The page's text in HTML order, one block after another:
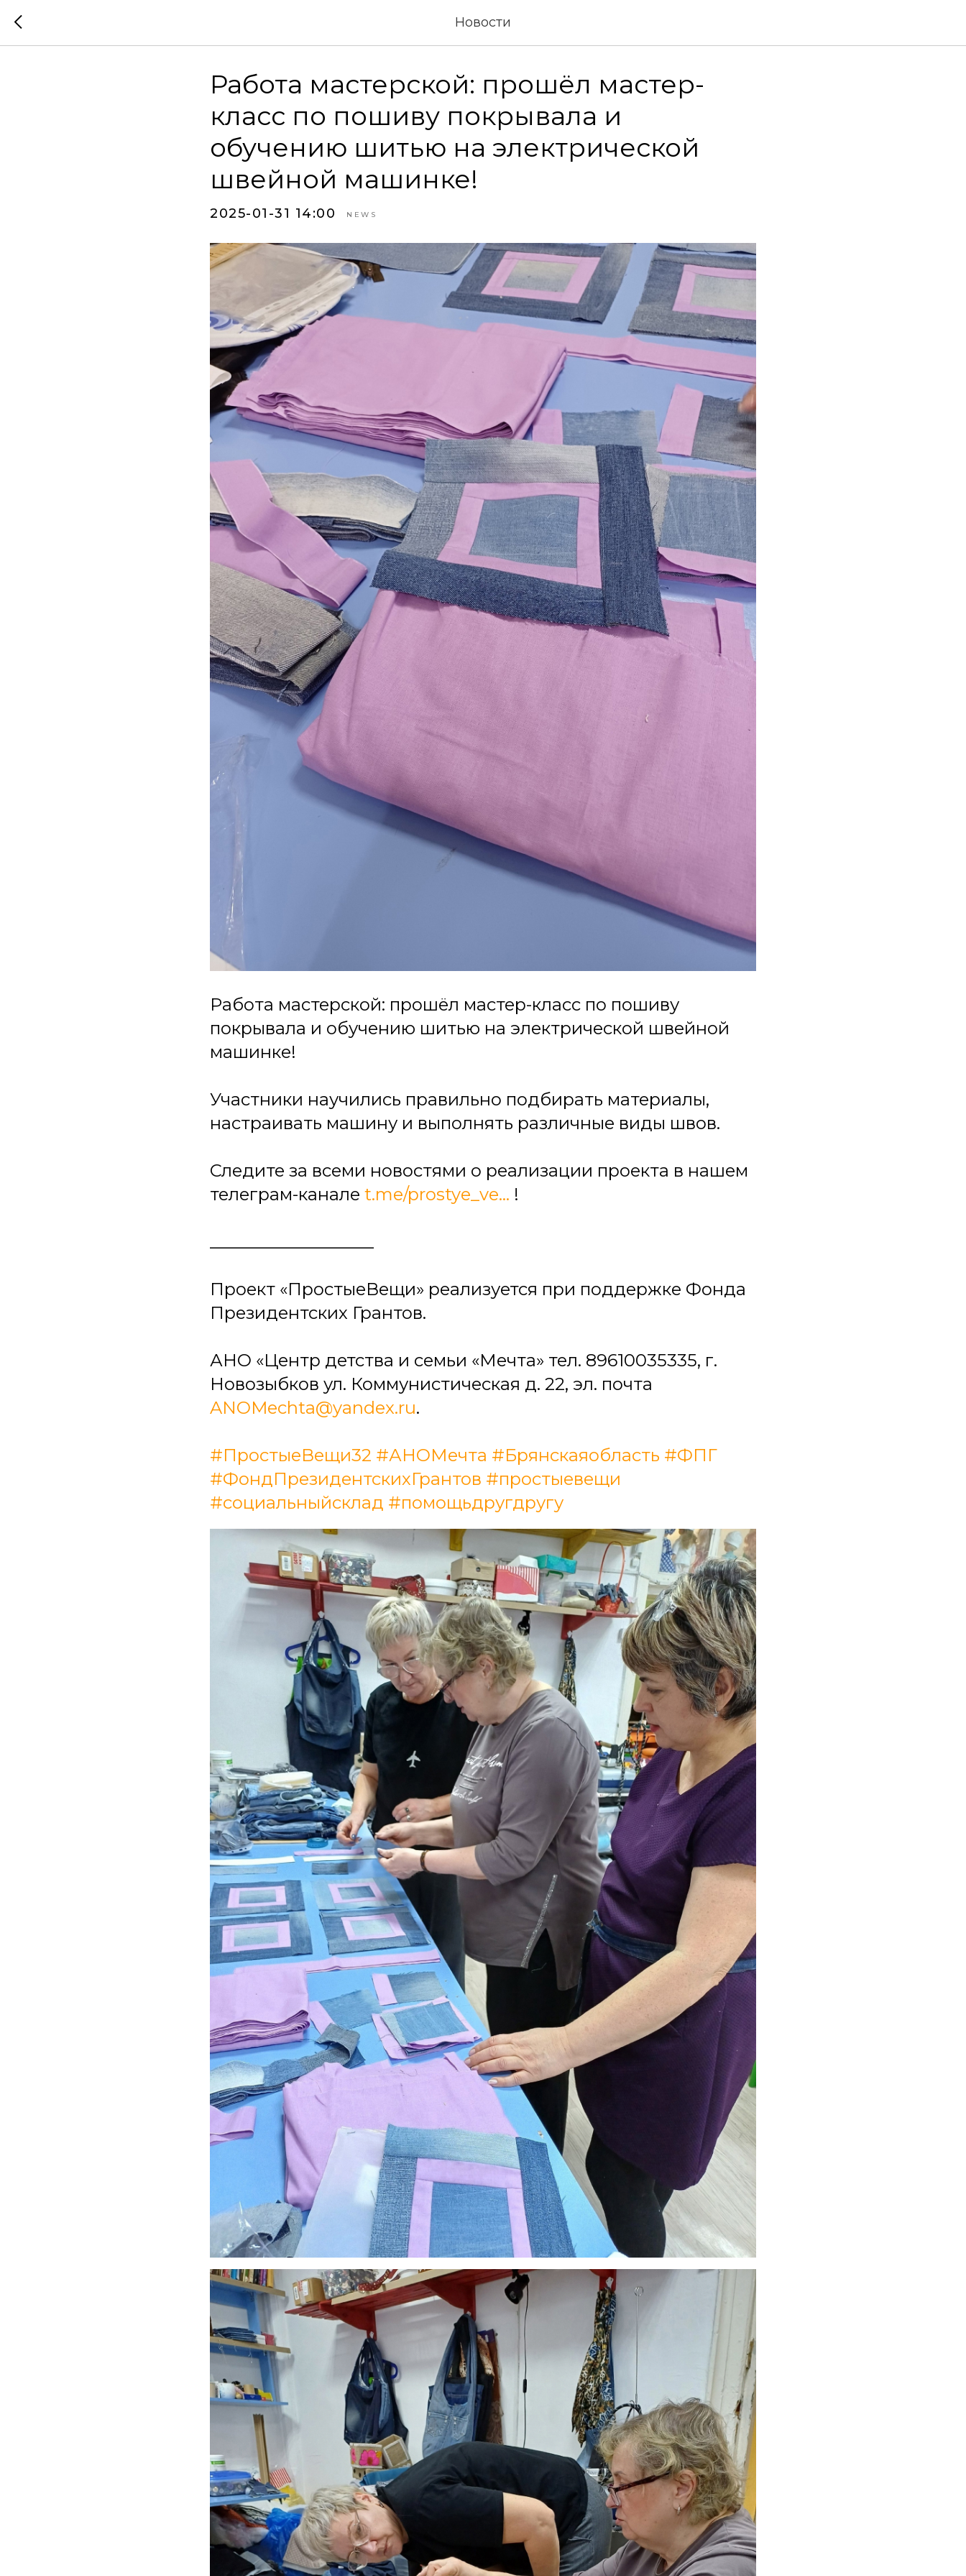
Новости
Работа мастерской: прошёл мастер-
класс по пошиву покрывала и
обучению шитью на электрической
швейной машинке!
2025-01-31 14:00 NEWS
Работа мастерской: прошёл мастер-класс по пошиву
покрывала и обучению шитью на электрической швейной
машинке!
Участники научились правильно подбирать материалы,
настраивать машину и выполнять различные виды швов.
Следите за всеми новостями о реализации проекта в нашем
телеграм-канале t.me/prostye_ve... !
___________________
Проект «ПростыеВещи» реализуется при поддержке Фонда
Президентских Грантов.
АНО «Центр детства и семьи «Мечта» тел. 89610035335, г.
Новозыбков ул. Коммунистическая д. 22, эл. почта
ANOMechta@yandex.ru.
#ПростыеВещи32 #АНОМечта #Брянскаяобласть #ФПГ
#ФондПрезидентскихГрантов #простыевещи
#социальныйсклад #помощьдругдругу